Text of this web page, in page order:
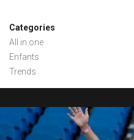
Categories
All in one
Enfants
Trends